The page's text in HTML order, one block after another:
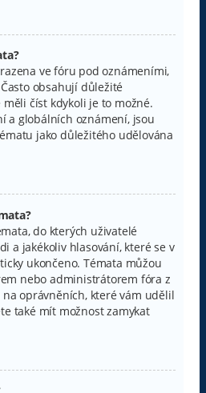
ve fóru pod oznámeními,
obsahují důležité
číst kdykoli je to možné.
a globálních oznámení, jsou
jako důležitého udělována
do kterých uživatelé
a jakékoliv hlasování, které se v
ukončeno. Témata můžou
nebo administrátorem fóra z
oprávněních, které vám udělil
také mít možnost zamykat